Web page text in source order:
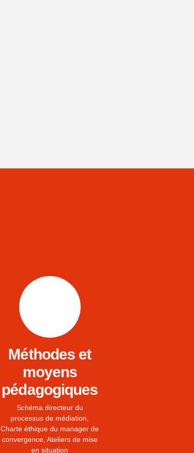
Méthodes et
moyens
pédagogiques
Schéma directeur du
processus de médiation,
Charte éthique du manager de
convergence, Ateliers de mise
en situation